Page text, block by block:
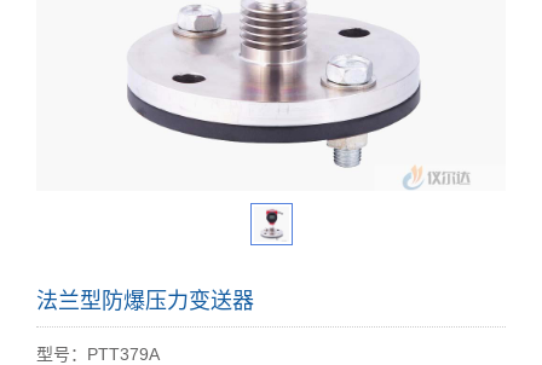
法兰型防爆压力变送器
型号：PTT379A